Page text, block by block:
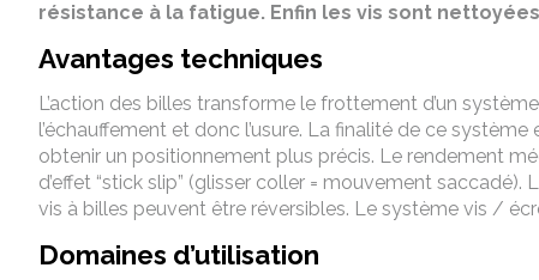
résistance à la fatigue. Enfin les vis sont
Avantages techniques
L’action des billes transforme le frottement d’un
l’échauffement et donc l’usure. La finalité de ce
obtenir un positionnement plus précis. Le rendement
d’effet “stick slip” (glisser coller = mouvement
vis à billes peuvent être réversibles. Le système vis /
Domaines d’utilisation